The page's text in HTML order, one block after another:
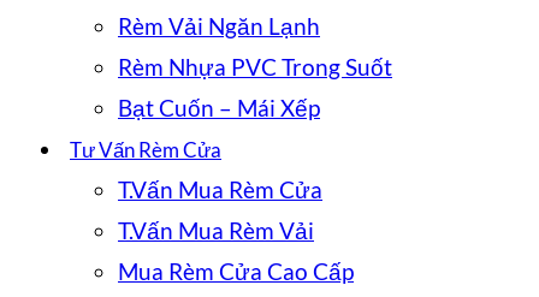
Rèm Vải Ngăn Lạnh
Rèm Nhựa PVC Trong Suốt
Bạt Cuốn – Mái Xếp
Tư Vấn Rèm Cửa
T.Vấn Mua Rèm Cửa
T.Vấn Mua Rèm Vải
Mua Rèm Cửa Cao Cấp